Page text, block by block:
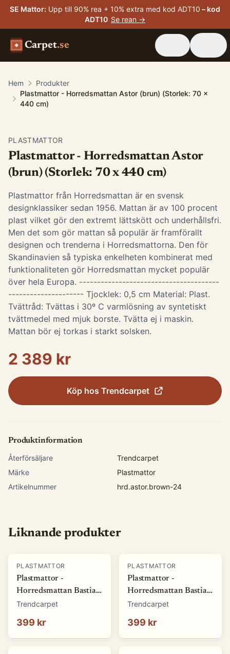
SE Mattor: Upp till 90% rea + 10% extra med kod ADT10 – kod
ADT10 Se rean →
Carpet.se
Hem
Produkter
Plastmattor - Horredsmattan Astor (brun) (Storlek: 70 x
440 cm)
PLASTMATTOR
Plastmattor - Horredsmattan Astor
(brun) (Storlek: 70 x 440 cm)
Plastmattor från Horredsmattan är en svensk
designklassiker sedan 1956. Mattan är av 100 procent
plast vilket gör den extremt lättskött och underhållsfri.
Men det som gör mattan så populär är framförallt
designen och trenderna i Horredsmattorna. Den för
Skandinavien så typiska enkelheten kombinerat med
funktionaliteten gör Horredsmattan mycket populär
över hela Europa. ---------------------------------------
--------------------- Tjocklek: 0,5 cm Material: Plast.
Tvättråd: Tvättas i 30º C varmlösning av syntetiskt
tvättmedel med mjuk borste. Tvätta ej i maskin.
Mattan bör ej torkas i starkt solsken.
2 389 kr
Köp hos Trendcarpet
Produktinformation
Återförsäljare
Trendcarpet
Märke
Plastmattor
Artikelnummer
hrd.astor.brown-24
Liknande produkter
PLASTMATTOR
Plastmattor -
Horredsmattan Bastian
(grön) (Storlek: 70 x 50
Trendcarpet
399 kr
PLASTMATTOR
Plastmattor -
Horredsmattan Bastian
(röd) (Storlek: 70 x 50
Trendcarpet
399 kr